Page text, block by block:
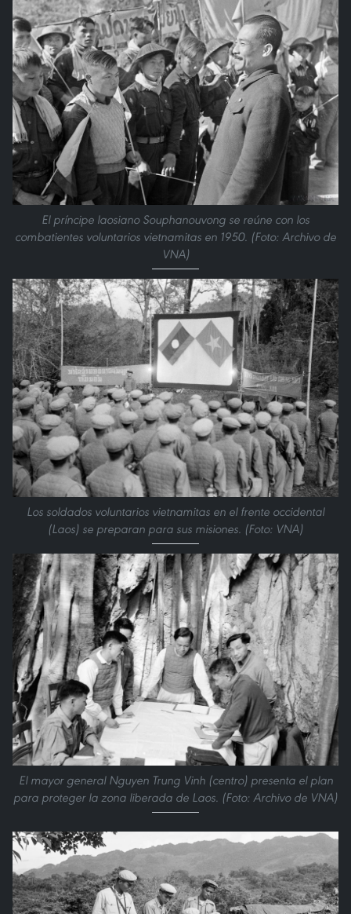
El príncipe laosiano Souphanouvong se reúne con los
combatientes voluntarios vietnamitas en 1950. (Foto: Archivo de
VNA)
Los soldados voluntarios vietnamitas en el frente occidental
(Laos) se preparan para sus misiones. (Foto: VNA)
El mayor general Nguyen Trung Vinh (centro) presenta el plan
para proteger la zona liberada de Laos. (Foto: Archivo de VNA)